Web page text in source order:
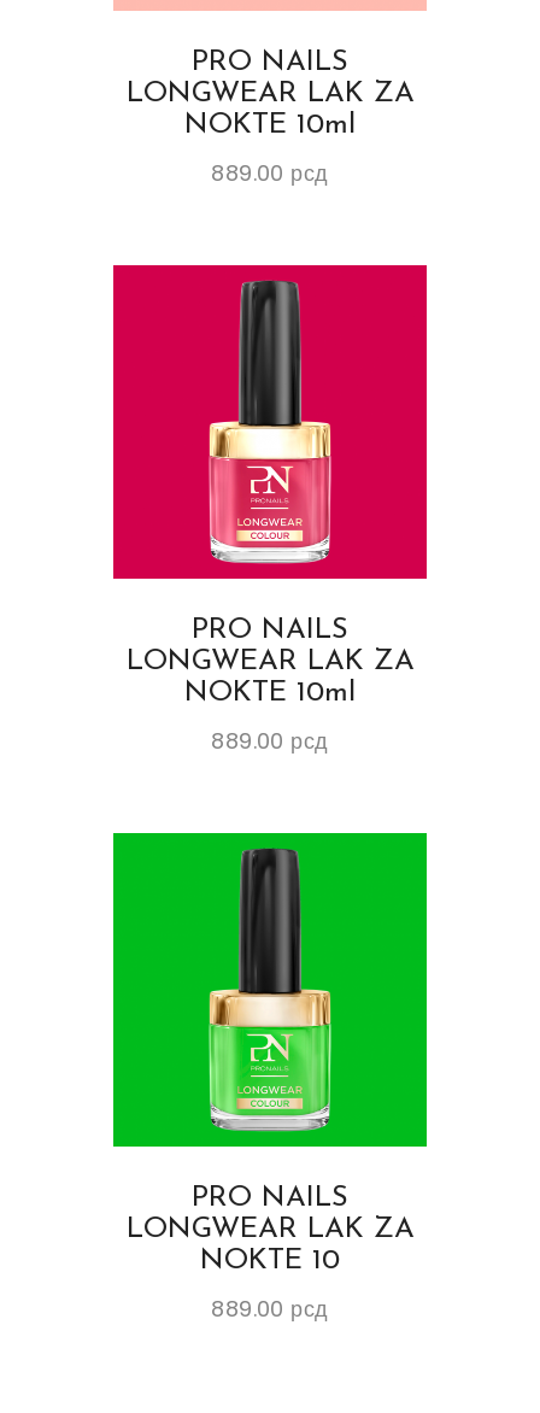
PRO NAILS
LONGWEAR LAK ZA
NOKTE 10ml
889.00 рсд
PRO NAILS
LONGWEAR LAK ZA
NOKTE 10ml
889.00 рсд
PRO NAILS
LONGWEAR LAK ZA
NOKTE 10
889.00 рсд